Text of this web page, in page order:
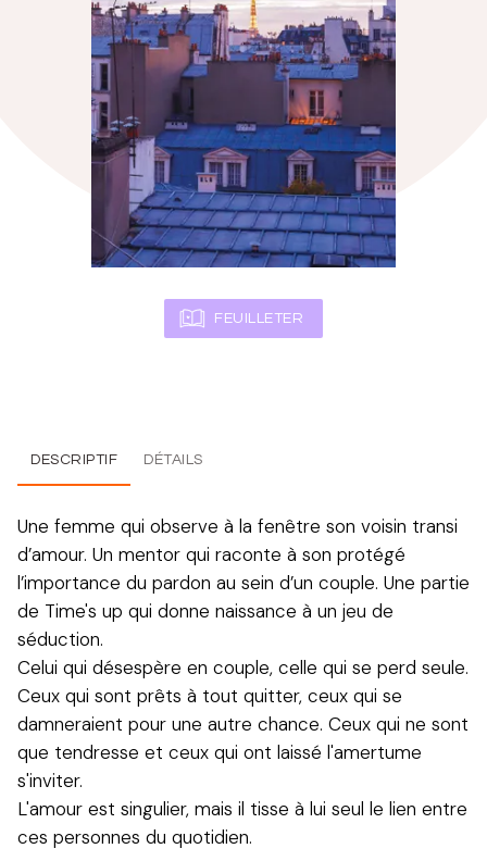
FEUILLETER
DESCRIPTIF DÉTAILS
Une femme qui observe à la fenêtre son voisin transi
d’amour. Un mentor qui raconte à son protégé
l’importance du pardon au sein d’un couple. Une partie
de Time's up qui donne naissance à un jeu de
séduction.
Celui qui désespère en couple, celle qui se perd seule.
Ceux qui sont prêts à tout quitter, ceux qui se
damneraient pour une autre chance. Ceux qui ne sont
que tendresse et ceux qui ont laissé l'amertume
s'inviter.
L'amour est singulier, mais il tisse à lui seul le lien entre
ces personnes du quotidien.